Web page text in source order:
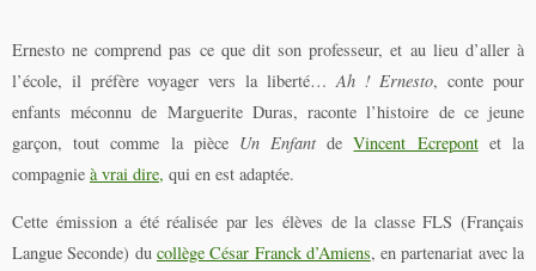
Ernesto ne comprend pas ce que dit son professeur, et au lieu d’aller à
l’école, il préfère voyager vers la liberté…Ah ! Ernesto, conte pour
enfants méconnu de Marguerite Duras, raconte l’histoire de ce jeune
garçon, tout comme la pièce Un Enfant deVincent Ecrepontet la
compagnie à vrai dire, qui en est adaptée.
Cette émission a été réalisée par les élèves de la classe FLS (Français
Langue Seconde) du collège César Franck d’Amiens, en partenariat avec la